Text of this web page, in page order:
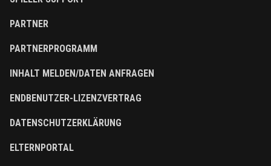
PARTNER
PARTNERPROGRAMM
INHALT MELDEN/DATEN ANFRAGEN
ENDBENUTZER-LIZENZVERTRAG
DATENSCHUTZERKLÄRUNG
ELTERNPORTAL